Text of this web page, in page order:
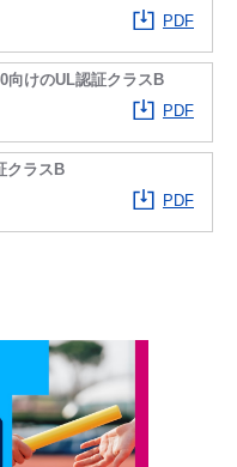
PDF
向けのUL認証クラスB
PDF
クラスB
PDF